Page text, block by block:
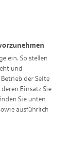
ein. So stellen
und
der Seite
Einsatz Sie
Sie unten
ausführlich